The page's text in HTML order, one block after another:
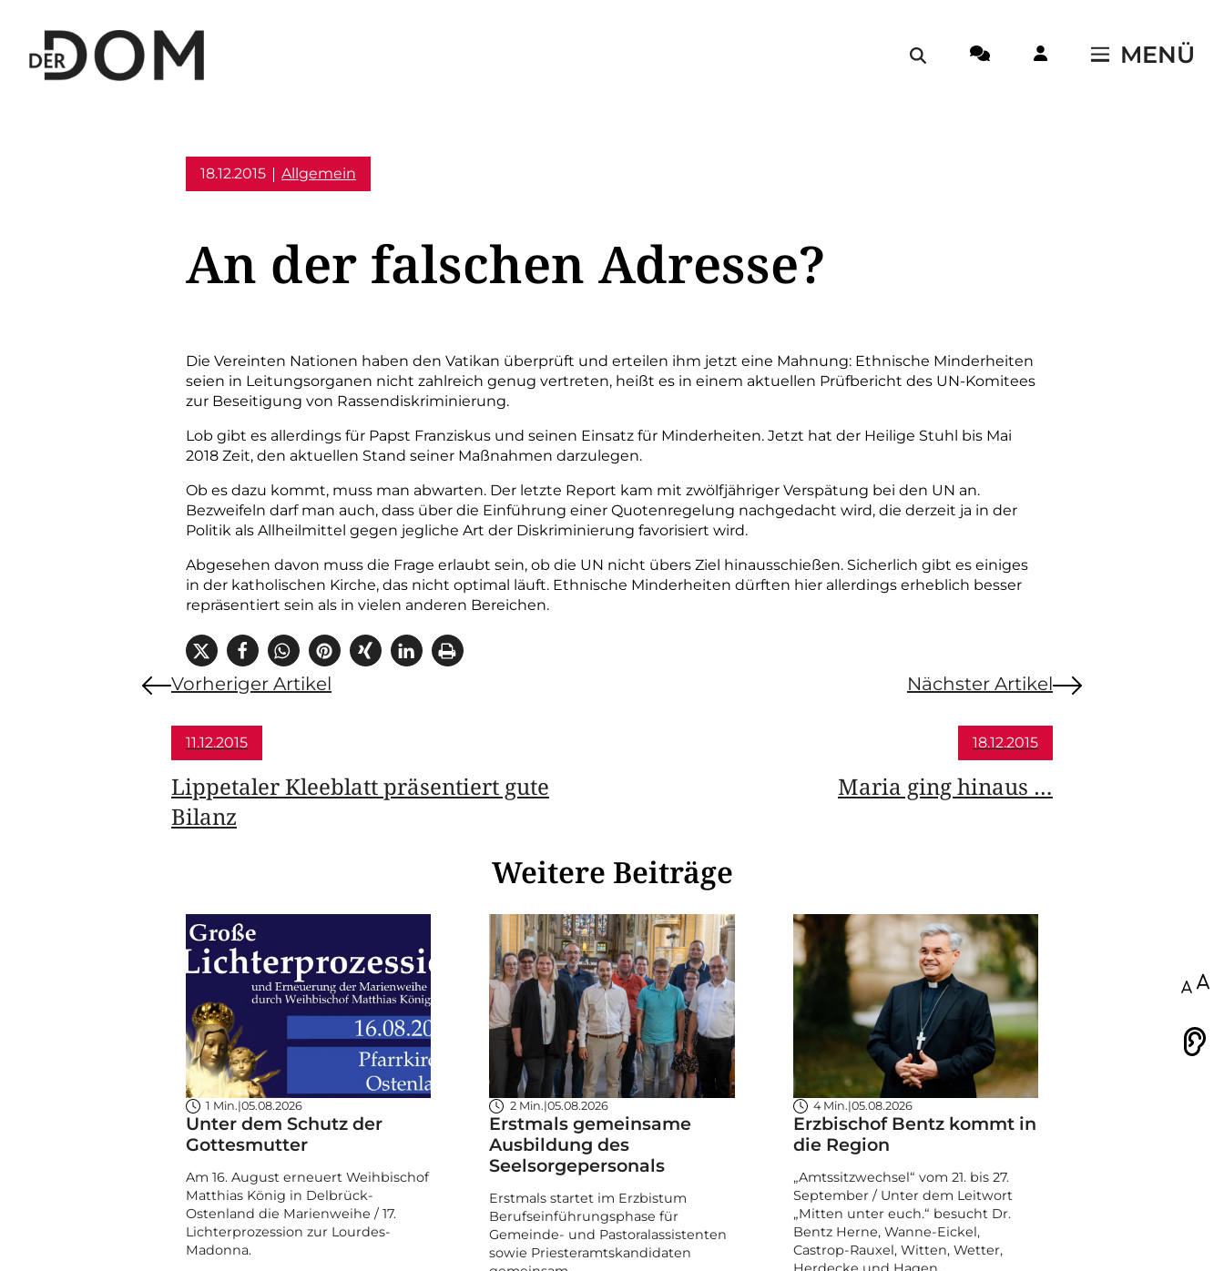
MENÜ
18.12.2015 Allgemein
An der falschen Adresse?
Die Vereinten Nationen haben den Vatikan überprüft und erteilen ihm jetzt eine Mahnung: Ethnische Minderheiten
seien in Leitungsorganen nicht zahlreich genug vertreten, heißt es in einem aktuellen Prüfbericht des UN-Komitees
zur Beseitigung von Rassendiskriminierung.
Lob gibt es allerdings für Papst Franziskus und seinen Einsatz für Minderheiten. Jetzt hat der Heilige Stuhl bis Mai
2018 Zeit, den aktuellen Stand seiner Maßnahmen darzulegen.
Ob es dazu kommt, muss man abwarten. Der letzte Report kam mit zwölfjähriger Verspätung bei den UN an.
Bezweifeln darf man auch, dass über die Einführung einer Quotenregelung nachgedacht wird, die derzeit ja in der
Politik als Allheilmittel gegen jegliche Art der Diskriminierung favorisiert wird.
Abgesehen davon muss die Frage erlaubt sein, ob die UN nicht übers Ziel hinausschießen. Sicherlich gibt es einiges
in der katholischen Kirche, das nicht optimal läuft. Ethnische Minderheiten dürften hier allerdings erheblich besser
repräsentiert sein als in vielen anderen Bereichen.
Vorheriger Artikel
11.12.2015
Lippetaler Kleeblatt präsentiert gute
Bilanz
Nächster Artikel
18.12.2015
Maria ging hinaus …
Weitere Beiträge
1 Min.|05.08.2026
Unter dem Schutz der
Gottesmutter
Am 16. August erneuert Weihbischof
Matthias König in Delbrück-
Ostenland die Marienweihe / 17.
Lichterprozession zur Lourdes-
Madonna.
2 Min.|05.08.2026
Erstmals gemeinsame
Ausbildung des
Seelsorgepersonals
Erstmals startet im Erzbistum
Berufseinführungsphase für
Gemeinde- und Pastoralassistenten
sowie Priesteramtskandidaten
4 Min.|05.08.2026
Erzbischof Bentz kommt in
die Region
„Amtssitzwechsel“ vom 21. bis 27.
September / Unter dem Leitwort
„Mitten unter euch.“ besucht Dr.
Bentz Herne, Wanne-Eickel,
Castrop-Rauxel, Witten, Wetter,